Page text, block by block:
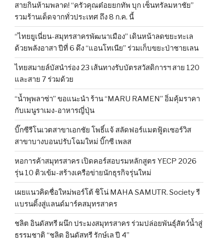
สายกินห้ามพลาด! “ครัวคุณต๋อยยกทัพ บุก เซ็นทรัลมหาชัย”
รวมร้านเด็ดจากทั่วประเทศ ถึง 8 ก.ค. นี้
“ไทยยูเนี่ยน-สมุทรสาครพัฒนาเมือง” เดินหน้าลดขยะทะเล
ด้วยพลังอาสา ปีที่ 6 ดึง “แอนโทเนีย” ร่วมเก็บขยะป่าชายเลน
ไทยสมายล์บัสนำร่อง 23 เส้นทางรับบัตรสวัสดิการฯ สาย 120
และสาย 7 ร่วมด้วย
“น้ำพุพลาซ่า” ขอแนะนำ ร้าน “MARU RAMEN” อิ่มคุ้มราคา
กับเมนูราเมง-อาหารญี่ปุ่น
บิ๊กซีรีโนเวตสาขาเอกชัย โพธิ์แจ้ สลัดฟอร์แมตฟู้ดเซอร์วิส
สาขาบางบอนปรับโฉมใหม่ บิ๊กซี เพลส
หอการค้าสมุทรสาคร เปิดคอร์สอบรมหลักสูตร YECP 2026
รุ่น 10 ติวเข้ม-สร้างเครือข่ายนักธุรกิจรุ่นใหม่
เผยแนวคิดชื่อใหม่พอร์โต้ ชิโน่ MAHA SAMUTR. Society รี
แบรนดิ้งสู่แลนด์มาร์คสมุทรสาคร
ชลิต อินดัสทรี ผนึก ประมงสมุทรสาคร ร่วมปล่อยพันธุ์สัตว์น้ำสู่
ธรรมชาติ “ชลิต อินดัสทรี รักษ์เล ปี 4”